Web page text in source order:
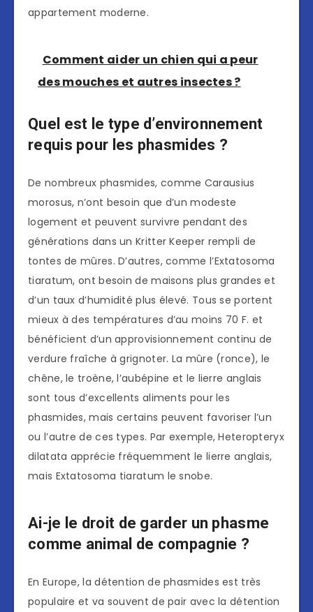
appartement moderne.
Comment aider un chien qui a peur
des mouches et autres insectes ?
Quel est le type d’environnement
requis pour les phasmides ?
De nombreux phasmides, comme Carausius
morosus, n’ont besoin que d’un modeste
logement et peuvent survivre pendant des
générations dans un Kritter Keeper rempli de
tontes de mûres. D’autres, comme l’Extatosoma
tiaratum, ont besoin de maisons plus grandes et
d’un taux d’humidité plus élevé. Tous se portent
mieux à des températures d’au moins 70 F. et
bénéficient d’un approvisionnement continu de
verdure fraîche à grignoter. La mûre (ronce), le
chêne, le troène, l’aubépine et le lierre anglais
sont tous d’excellents aliments pour les
phasmides, mais certains peuvent favoriser l’un
ou l’autre de ces types. Par exemple, Heteropteryx
dilatata apprécie fréquemment le lierre anglais,
mais Extatosoma tiaratum le snobe.
Ai-je le droit de garder un phasme
comme animal de compagnie ?
En Europe, la détention de phasmides est très
populaire et va souvent de pair avec la détention